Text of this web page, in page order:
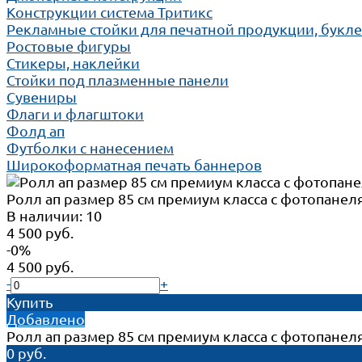
Конструкции система Тритикс
Рекламные стойки для печатной продукции,
Ростовые фигуры
Стикеры, наклейки
Стойки под плазменные панели
Сувениры
Флаги и флагштоки
Фолд ап
Футболки с нанесением
Широкоформатная печать баннеров
Ролл ап размер 85 см премиум класса с
В наличии: 10
4 500 руб.
-0%
4 500 руб.
-
+
Купить
Добавлено
Ролл ап размер 85 см премиум класса с
0 руб.